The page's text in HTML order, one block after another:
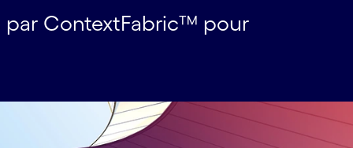
par ContextFabric™ pour